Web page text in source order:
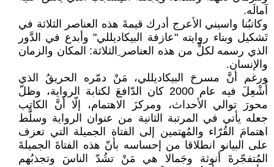
آمالَه.
وكاتبُنا واسيني الأعرج أدرك قيمةَ هذه العناصر الثلاثة في
تَشكيل وبناء روايته "عازفة البيكاديللي" وأبدع في الدَّور
الذي رسمه لكلٍّ من هذه العناصر ِالثلاثة: المكان والزمان
والإنسان.
ورغم أنَّ مسرحَ البيكاديللي، مَنْ دمّره الحريقُ الذي
أُشْعِلَ فيه عام 2000 كان الدّافعَ لكتابة الرواية، وظلّ
محورَ توالي الأحداث، ومركزَ الاهتمام، إلّا أنَّ الكاتب
جعله يأتي في المرتبة الثانية من عنوان الرواية وسلَّط
اهتمامَ القُرّاء والمُهتمين إلى الفتاة الجميلة التي تعزف
على البيانو انطلاقا من إحساسه بأنّ هذه الفتاةَ الجميلةَ
المُتفجّرةَ أنوثة وجَمالا هي مَنْ تشُدّ الناسَ وتجذبُهم